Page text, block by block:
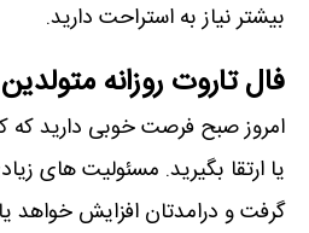
بیشتر نیاز به استراحت دارید.
فال تاروت روزانه
امروز صبح فرصت خوبی دارید که
یا ارتقا بگیرید. مسئولیت های
گرفت و درامدتان افزایش خواهد